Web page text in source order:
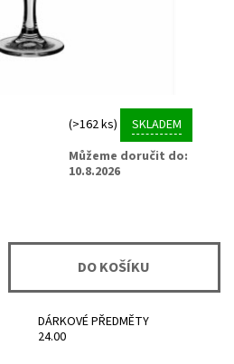
(>162 ks)
SKLADEM
Můžeme doručit do:
10.8.2026
DÁRKOVÉ PŘEDMĚTY
24.00